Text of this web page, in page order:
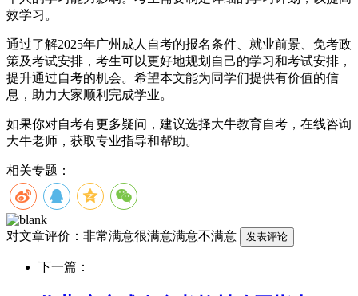
效学习。
通过了解2025年广州成人自考的报名条件、就业前景、免考政
策及考试安排，考生可以更好地规划自己的学习和考试安排，
提升通过自考的机会。希望本文能为同学们提供有价值的信
息，助力大家顺利完成学业。
如果你对自考有更多疑问，建议选择大牛教育自考，在线咨询
大牛老师，获取专业指导和帮助。
相关专题：
对文章评价： 非常满意很满意满意不满意
下一篇：